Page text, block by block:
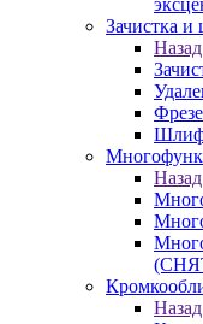
Зачистка
Назад
Назад
Назад